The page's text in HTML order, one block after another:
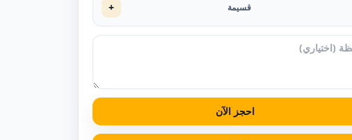
قسيمة +
احجز الآن